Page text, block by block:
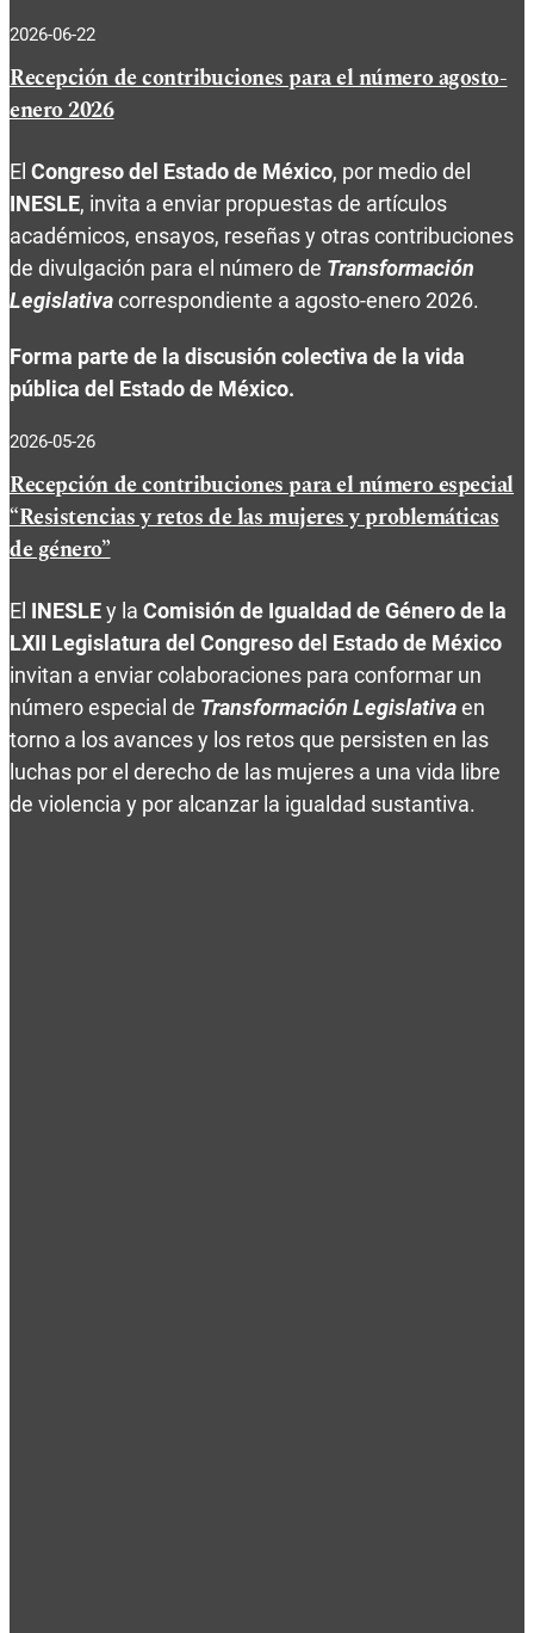
2026-06-22
Recepción de contribuciones para el número agosto-
enero 2026
El Congreso del Estado de México, por medio del
INESLE, invita a enviar propuestas de artículos
académicos, ensayos, reseñas y otras contribuciones
de divulgación para el número de Transformación
Legislativacorrespondiente a agosto-enero 2026.
Forma parte de la discusión colectiva de la vida
pública del Estado de México.
2026-05-26
Recepción de contribuciones para el número especial
“Resistencias y retos de las mujeres y problemáticas
de género”
El INESLEy la Comisión de Igualdad de Género de la
LXII Legislatura del Congreso del Estado de México
invitan a enviar colaboraciones para conformar un
número especial de Transformación Legislativaen
torno a los avances y los retos que persisten en las
luchas por el derecho de las mujeres a una vida libre
de violencia y por alcanzar la igualdad sustantiva.